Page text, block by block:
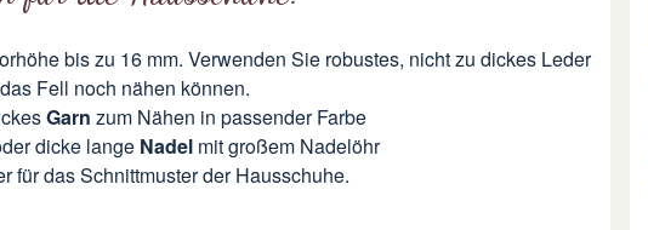
bis zu 16 mm. Verwenden Sie robustes, nicht zu dickes Leder
Fell noch nähen können.
Garn zum Nähen in passender Farbe
dicke lange Nadel mit großem Nadelöhr
für das Schnittmuster der Hausschuhe.